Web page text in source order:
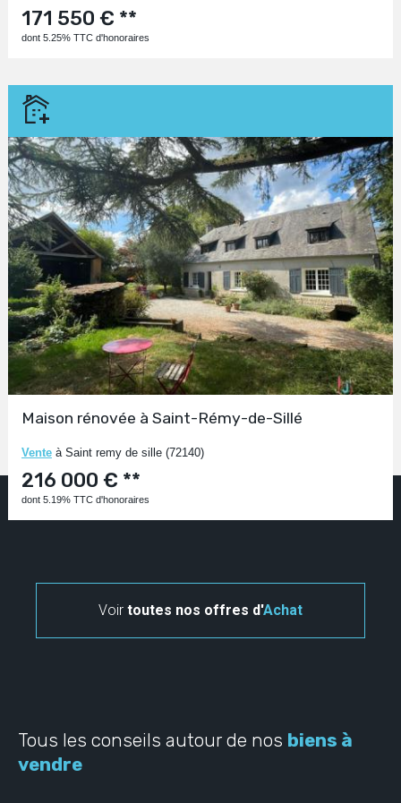
171 550 € **
dont 5.25% TTC d'honoraires
Maison rénovée à Saint-Rémy-de-Sillé
Venteà Saint remy de sille (72140)
216 000 € **
dont 5.19% TTC d'honoraires
Voir toutes nos offres d'Achat
Tous les conseils autour de nos biens à
vendre